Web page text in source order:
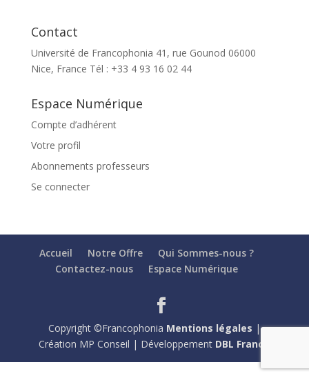
Contact
Université de Francophonia 41, rue Gounod 06000
Nice, France Tél : +33 4 93 16 02 44
Espace Numérique
Compte d’adhérent
Votre profil
Abonnements professeurs
Se connecter
Accueil Notre Offre
Qui Sommes-nous ?
Contactez-nous
Espace Numérique
Copyright ©Francophonia Mentions légales |
Création MP Conseil | Développement DBL France